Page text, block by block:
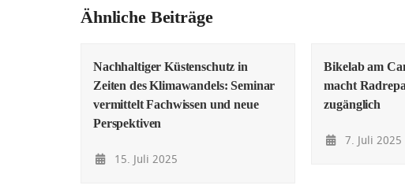
Ähnliche Beiträge
Nachhaltiger Küstenschutz in
Zeiten des Klimawandels: Seminar
vermittelt Fachwissen und neue
Perspektiven
15. Juli 2025
Bikelab am
macht
zugänglich
7. Juli 2025